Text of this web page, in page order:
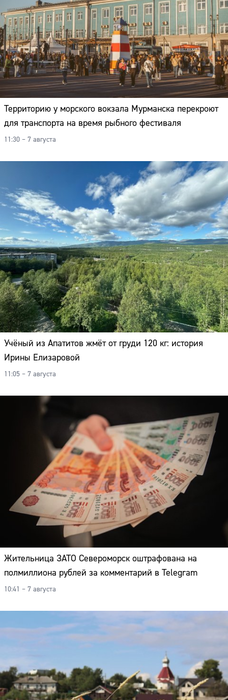
Территорию у морского вокзала Мурманска перекроют
для транспорта на время рыбного фестиваля
11:30 – 7 августа
Учёный из Апатитов жмёт от груди 120 кг: история
Ирины Елизаровой
11:05 – 7 августа
Жительница ЗАТО Североморск оштрафована на
полмиллиона рублей за комментарий в Telegram
10:41 – 7 августа
Адрес:
Телефон: